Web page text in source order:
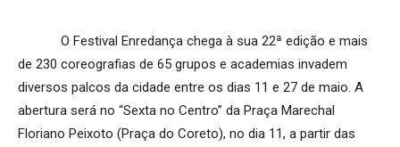
O Festival Enredança chega à sua 22ª edição e mais
de 230 coreografias de 65 grupos e academias invadem
diversos palcos da cidade entre os dias 11 e 27 de maio. A
abertura será no “Sexta no Centro” da Praça Marechal
Floriano Peixoto (Praça do Coreto), no dia 11, a partir das